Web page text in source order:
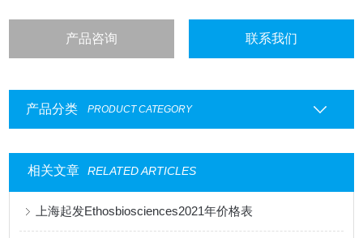
产品咨询 联系我们
产品分类 PRODUCT CATEGORY
相关文章 RELATED ARTICLES
上海起发Ethosbiosciences2021年价格表